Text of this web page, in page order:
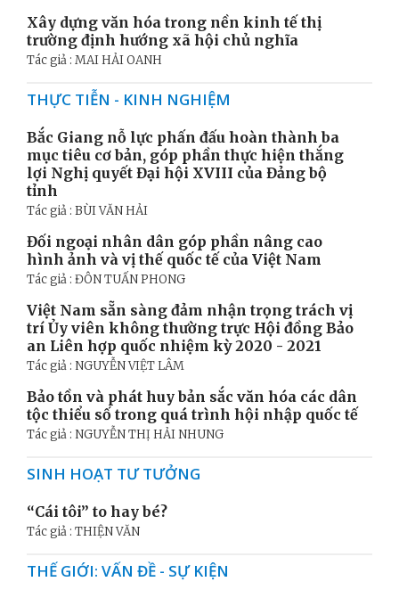
Xây dựng văn hóa trong nền kinh tế thị
trường định hướng xã hội chủ nghĩa
Tác giả : MAI HẢI OANH
THỰC TIỄN - KINH NGHIỆM
Bắc Giang nỗ lực phấn đấu hoàn thành ba
mục tiêu cơ bản, góp phần thực hiện thắng
lợi Nghị quyết Đại hội XVIII của Đảng bộ
tỉnh
Tác giả : BÙI VĂN HẢI
Đối ngoại nhân dân góp phần nâng cao
hình ảnh và vị thế quốc tế của Việt Nam
Tác giả : ĐÔN TUẤN PHONG
Việt Nam sẵn sàng đảm nhận trọng trách vị
trí Ủy viên không thường trực Hội đồng Bảo
an Liên hợp quốc nhiệm kỳ 2020 - 2021
Tác giả : NGUYỄN VIỆT LÂM
Bảo tồn và phát huy bản sắc văn hóa các dân
tộc thiểu số trong quá trình hội nhập quốc tế
Tác giả : NGUYỄN THỊ HẢI NHUNG
SINH HOẠT TƯ TƯỞNG
“Cái tôi” to hay bé?
Tác giả : THIỆN VĂN
THẾ GIỚI: VẤN ĐỀ - SỰ KIỆN